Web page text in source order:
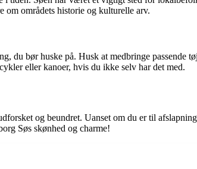
om områdets historie og kulturelle arv.
du bør huske på. Husk at medbringe passende
eller kanoer, hvis du ikke selv har det med.
og beundret. Uanset om du er til
Søs skønhed og charme!